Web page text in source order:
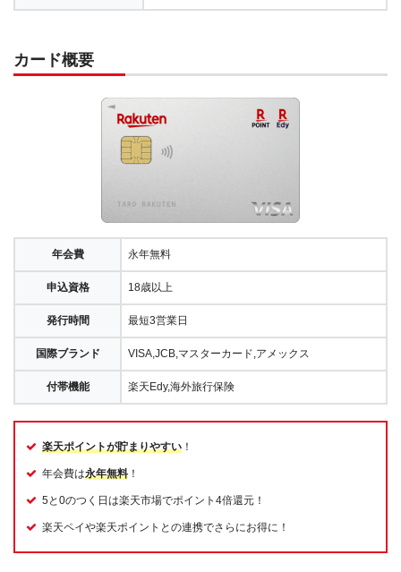
カード概要
年会費 永年無料
申込資格 18歳以上
発行時間 最短3営業日
国際ブランド VISA,JCB,マスターカード,アメックス
付帯機能 楽天Edy,海外旅行保険
楽天ポイントが貯まりやすい ！
年会費は永年無料 ！
5と0のつく日は楽天市場でポイント4倍還元！
楽天ペイや楽天ポイントとの連携でさらにお得に！